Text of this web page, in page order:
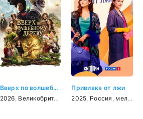
,драма,криминал , детектив
Вверх по волшебному дереву
2026 Великобритания США, Франция,
Прививка от лжи
2025 Россия мелодрама